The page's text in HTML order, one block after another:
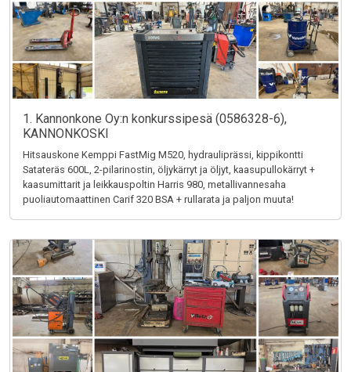
1. Kannonkone Oy:n konkurssipesä (0586328-6),
KANNONKOSKI
Hitsauskone Kemppi FastMig M520, hydrauliprässi, kippikontti
Satateräs 600L, 2-pilarinostin, öljykärryt ja öljyt, kaasupullokärryt +
kaasumittarit ja leikkauspoltin Harris 980, metallivannesaha
puoliautomaattinen Carif 320 BSA + rullarata ja paljon muuta!